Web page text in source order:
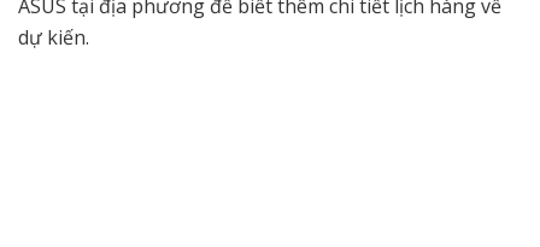
ASUS tại địa phương để biết thêm chi tiết lịch hàng về
dự kiến.